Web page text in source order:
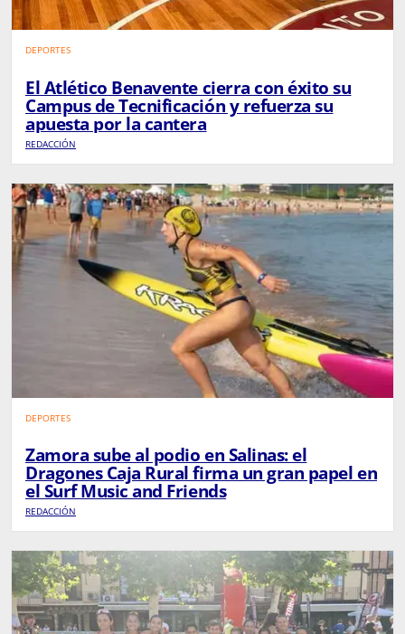
DEPORTES
El Atlético Benavente cierra con éxito su
Campus de Tecnificación y refuerza su
apuesta por la cantera
REDACCIÓN
DEPORTES
Zamora sube al podio en Salinas: el
Dragones Caja Rural firma un gran papel en
el Surf Music and Friends
REDACCIÓN